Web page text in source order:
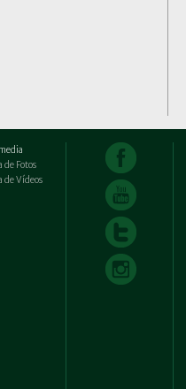
de Fotos
de Vídeos